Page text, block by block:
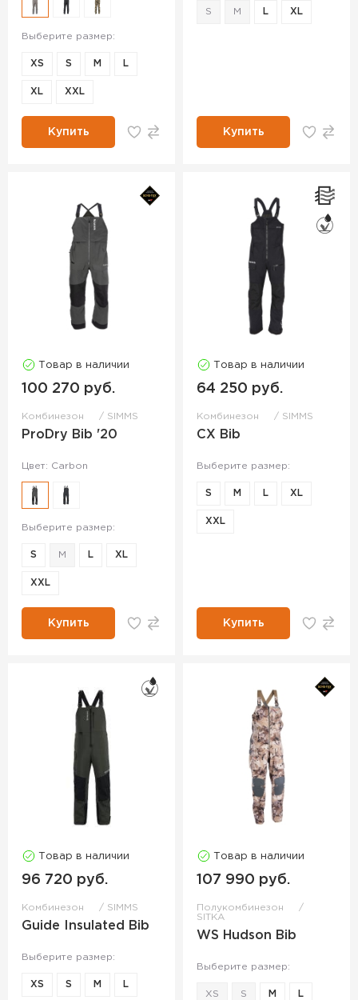
Выберите размер:
XS S M L
XL XXL
Купить
S M L XL
Купить
Товар в наличии
100 270 руб.
Комбинезон SIMMS
ProDry Bib '20
Цвет: Carbon
Выберите размер:
S M L XL
XXL
Купить
Товар в наличии
64 250 руб.
Комбинезон SIMMS
CX Bib
Выберите размер:
S M L XL
XXL
Купить
Товар в наличии
96 720 руб.
Комбинезон SIMMS
Guide Insulated Bib
Выберите размер:
XS S M L
Товар в наличии
107 990 руб.
Полукомбинезон
SITKA
WS Hudson Bib
Выберите размер:
XS S M L